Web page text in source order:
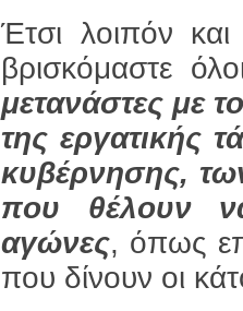
Έτσι λοιπόν
βρισκόμαστε
μετανάστες με
της εργατικής
κυβέρνησης,
που θέλουν
αγώνες, όπως
που δίνουν οι